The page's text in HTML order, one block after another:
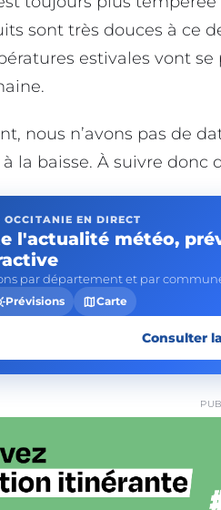
sont très douces à ce
estivales vont
nous n’avons pas de
à la baisse. À suivre
OCCITANIE EN DIRECT
l'actualité météo,
par département et par
Prévisions mapCarte
Consulter